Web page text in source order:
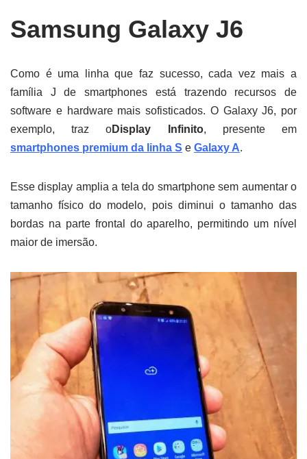
Samsung Galaxy J6
Como é uma linha que faz sucesso, cada vez mais a
família J de smartphones está trazendo recursos de
software e hardware mais sofisticados. O Galaxy J6, por
exemplo, traz oDisplay Infinito, presente em
smartphones premium da linha S e Galaxy A.
Esse display amplia a tela do smartphone sem aumentar o
tamanho físico do modelo, pois diminui o tamanho das
bordas na parte frontal do aparelho, permitindo um nível
maior de imersão.